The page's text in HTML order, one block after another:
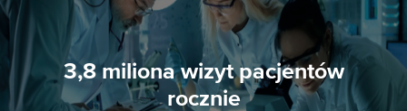
3,8 miliona wizyt pacjentów
rocznie